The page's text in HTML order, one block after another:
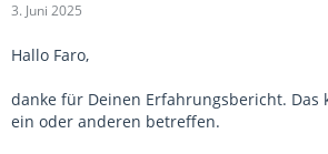
3. Juni 2025
Hallo Faro,
danke für Deinen Erfahrungsbericht. Das
ein oder anderen betreffen.